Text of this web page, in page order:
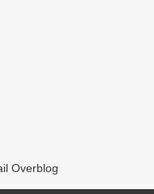
Overblog